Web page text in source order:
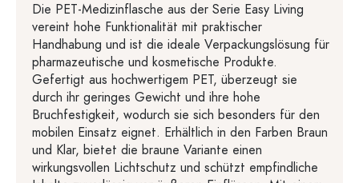
Die PET-Medizinflasche aus der Serie Easy Living
vereint hohe Funktionalität mit praktischer
Handhabung und ist die ideale Verpackungslösung für
pharmazeutische und kosmetische Produkte.
Gefertigt aus hochwertigem PET, überzeugt sie
durch ihr geringes Gewicht und ihre hohe
Bruchfestigkeit, wodurch sie sich besonders für den
mobilen Einsatz eignet. Erhältlich in den Farben Braun
und Klar, bietet die braune Variante einen
wirkungsvollen Lichtschutz und schützt empfindliche